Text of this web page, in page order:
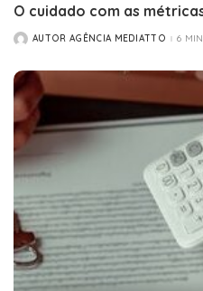
O cuidado com as
POSTEDAUTOR AGÊNCIA MEDIATTO 6